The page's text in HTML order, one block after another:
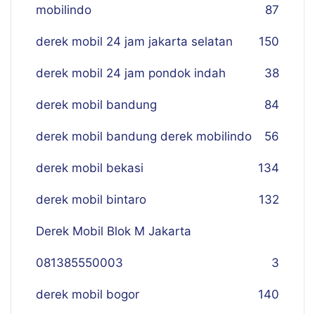
mobilindo 87
derek mobil 24 jam jakarta selatan 150
derek mobil 24 jam pondok indah 38
derek mobil bandung 84
derek mobil bandung derek mobilindo 56
derek mobil bekasi 134
derek mobil bintaro 132
Derek Mobil Blok M Jakarta
081385550003 3
derek mobil bogor 140